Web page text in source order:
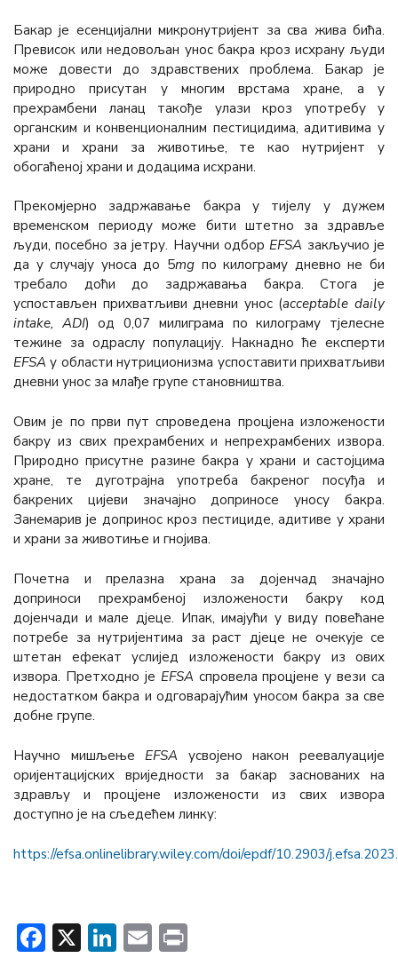
Бакар је есенцијални микронутријент за сва жива бића.
Превисок или недовољан унос бакра кроз исхрану људи
може довести до здравствених проблема. Бакар је
природно присутан у многим врстама хране, а у
прехрамбени ланац такође улази кроз употребу у
органским и конвенционалним пестицидима, адитивима у
храни и храни за животиње, те као нутријент у
обогаћеној храни и додацима исхрани.
Прекомјерно задржавање бакра у тијелу у дужем
временском периоду може бити штетно за здравље
људи, посебно за јетру. Научни одборЕFSА закључио је
да у случају уноса до 5mg по килограму дневно не би
требало доћи до задржавања бакра. Стога је
успостављен прихватљиви дневни унос (acceptable daily
intake, ADI) од 0,07 милиграма по килограму тјелесне
тежине за одраслу популацију. Накнадно ће експерти
ЕFSА у области нутриционизма успоставити прихватљиви
дневни унос за млађе групе становништва.
Овим је по први пут спроведена процјена изложености
бакру из свих прехрамбених и непрехрамбених извора.
Природно присутне разине бакра у храни и састојцима
хране, те дуготрајна употреба бакреног посуђа и
бакрених цијеви значајно доприносе уносу бакра.
Занемарив је допринос кроз пестициде, адитиве у храни
и храни за животиње и гнојива.
Почетна и прелазна храна за дојенчад значајно
доприноси прехрамбеној изложености бакру код
дојенчади и мале дјеце. Ипак, имајући у виду повећане
потребе за нутријентима за раст дјеце не очекује се
штетан ефекат услијед изложености бакру из ових
извора. Претходно је ЕFSА спровела процјене у вези са
недостатком бакра и одговарајућим уносом бакра за све
добне групе.
Научно мишљењеЕFSА усвојено након реевалуације
оријентацијских вриједности за бакар заснованих на
здрављу и процјене изложености из свих извора
доступно је на сљедећем линку:
https://efsa.onlinelibrary.wiley.com/doi/epdf/10.2903/
Facebook
X LinkedIn
Email